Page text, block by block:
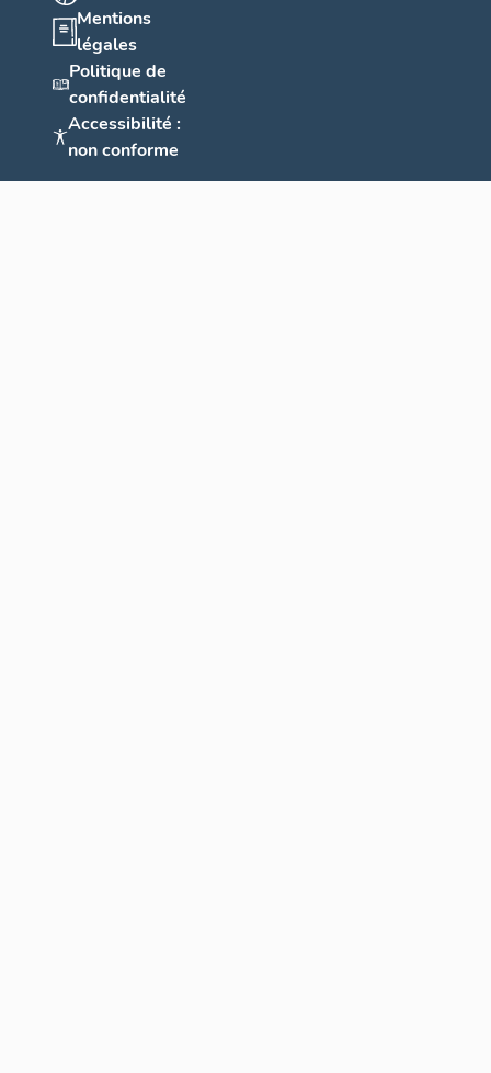
Mentions
légales
Politique de
confidentialité
Accessibilité :
non conforme